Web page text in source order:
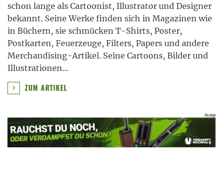
schon lange als Cartoonist, Illustrator und Designer
bekannt. Seine Werke finden sich in Magazinen wie
in Büchern, sie schmücken T-Shirts, Poster,
Postkarten, Feuerzeuge, Filters, Papers und andere
Merchandising-Artikel. Seine Cartoons, Bilder und
Illustrationen...
ZUM ARTIKEL